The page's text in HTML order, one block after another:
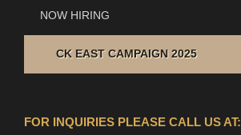
NOW HIRING
CK EAST CAMPAIGN 2025
FOR INQUIRIES PLEASE CALL US AT: